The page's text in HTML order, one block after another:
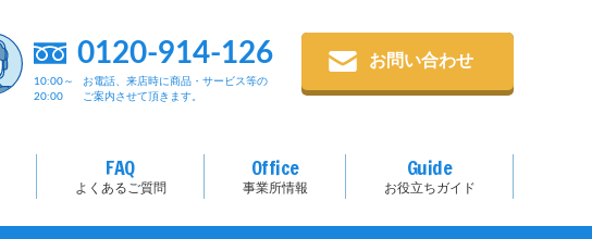
0120-914-126
10:00～
20:00
お電話、来店時に商品・サービス等の
ご案内させて頂きます。
お問い合わせ
FAQ
よくあるご質問
Office
事業所情報
Guide
お役立ちガイド